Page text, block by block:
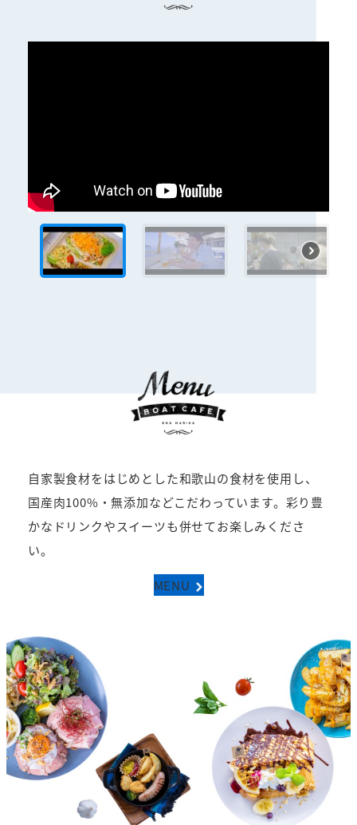
自家製食材をはじめとした和歌山の食材を使用し、
国産肉100%・無添加などこだわっています。彩り豊
かなドリンクやスイーツも併せてお楽しみくださ
い。
MENU